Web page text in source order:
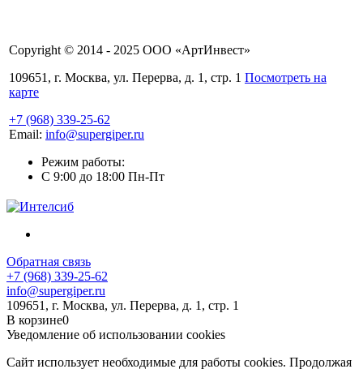
Copyright © 2014 - 2025 ООО «АртИнвест»
109651, г. Москва, ул. Перерва, д. 1, стр. 1 Посмотреть на
карте
+7 (968) 339-25-62
Email: info@supergiper.ru
Режим работы:
C 9:00 до 18:00 Пн-Пт
Обратная связь
+7 (968) 339-25-62
info@supergiper.ru
109651, г. Москва, ул. Перерва, д. 1, стр. 1
В корзине0
Уведомление об использовании cookies
Сайт использует необходимые для работы cookies. Продолжая